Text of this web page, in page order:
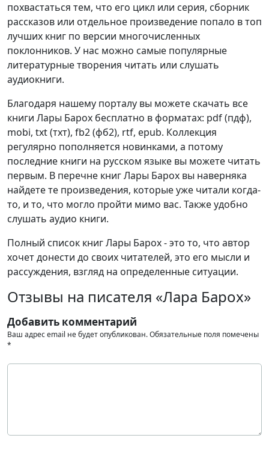
похвастаться тем, что его цикл или серия, сборник
рассказов или отдельное произведение попало в топ
лучших книг по версии многочисленных
поклонников. У нас можно самые популярные
литературные творения читать или слушать
аудиокниги.
Благодаря нашему порталу вы можете скачать все
книги Лары Барох бесплатно в форматах: pdf (пдф),
mobi, txt (тхт), fb2 (фб2), rtf, epub. Коллекция
регулярно пополняется новинками, а потому
последние книги на русском языке вы можете читать
первым. В перечне книг Лары Барох вы наверняка
найдете те произведения, которые уже читали когда-
то, и то, что могло пройти мимо вас. Также удобно
слушать аудио книги.
Полный список книг Лары Барох - это то, что автор
хочет донести до своих читателей, это его мысли и
рассуждения, взгляд на определенные ситуации.
Отзывы на писателя «Лара Барох»
Добавить комментарий
Ваш адрес email не будет опубликован.Обязательные поля помечены
*